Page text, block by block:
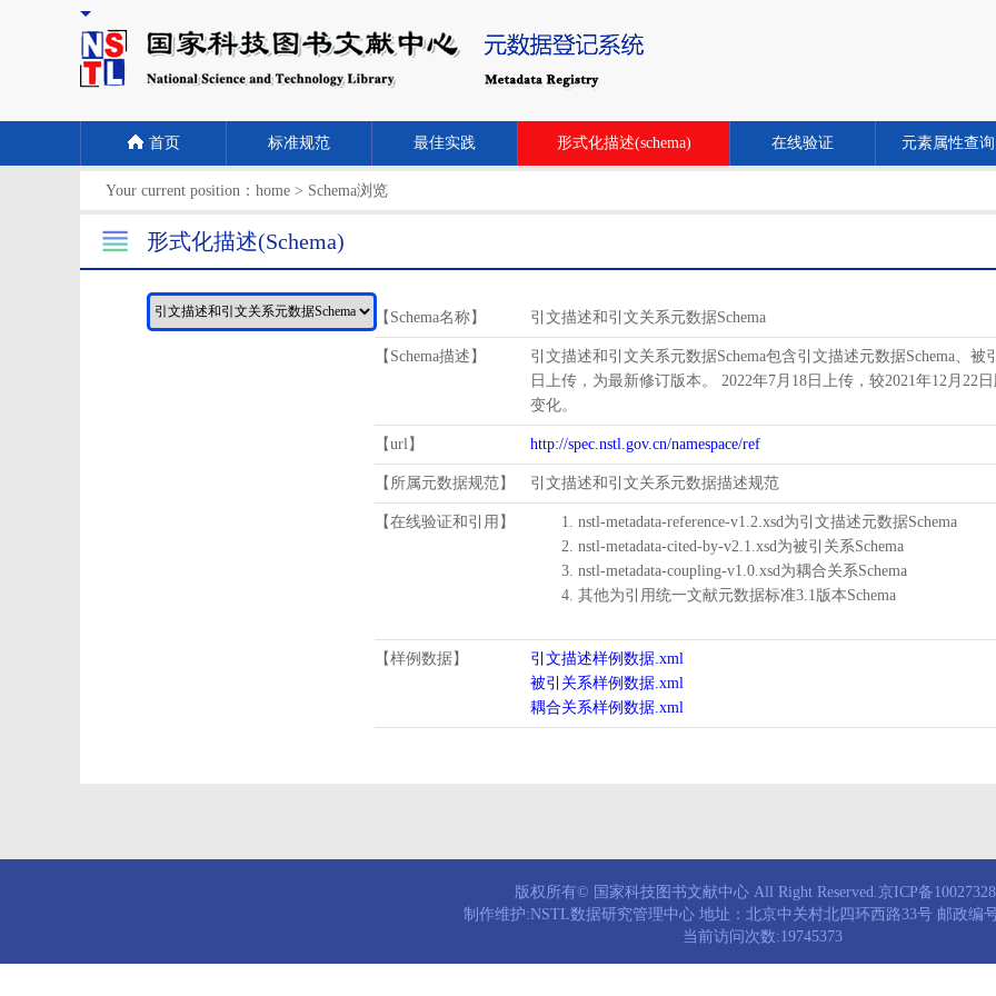
首页 标准规范 最佳实践 形式化描述(schema) 在线验证 元素属性查询
Your current position： home > Schema浏览
形式化描述(Schema)
【Schema名称】 引文描述和引文关系元数据Schema
【Schema描述】
引文描述和引文关系元数据Schema包含引文描述元数据Schema、被
日上传，为最新修订版本。 2022年7月18日上传，较2021年12月22
变化。
【url】 http://spec.nstl.gov.cn/namespace/ref
【所属元数据规范】 引文描述和引文关系元数据描述规范
【在线验证和引用】
1. nstl-metadata-reference-v1.2.xsd为引文描述元数据Schema
2. nstl-metadata-cited-by-v2.1.xsd为被引关系Schema
3. nstl-metadata-coupling-v1.0.xsd为耦合关系Schema
4. 其他为引用统一文献元数据标准3.1版本Schema
【样例数据】
引文描述样例数据.xml
被引关系样例数据.xml
耦合关系样例数据.xml
版权所有© 国家科技图书文献中心 All Right Reserved.京ICP备
制作维护:NSTL数据研究管理中心 地址：北京中关村北四环西路33号 邮政编
当前访问次数:19745373